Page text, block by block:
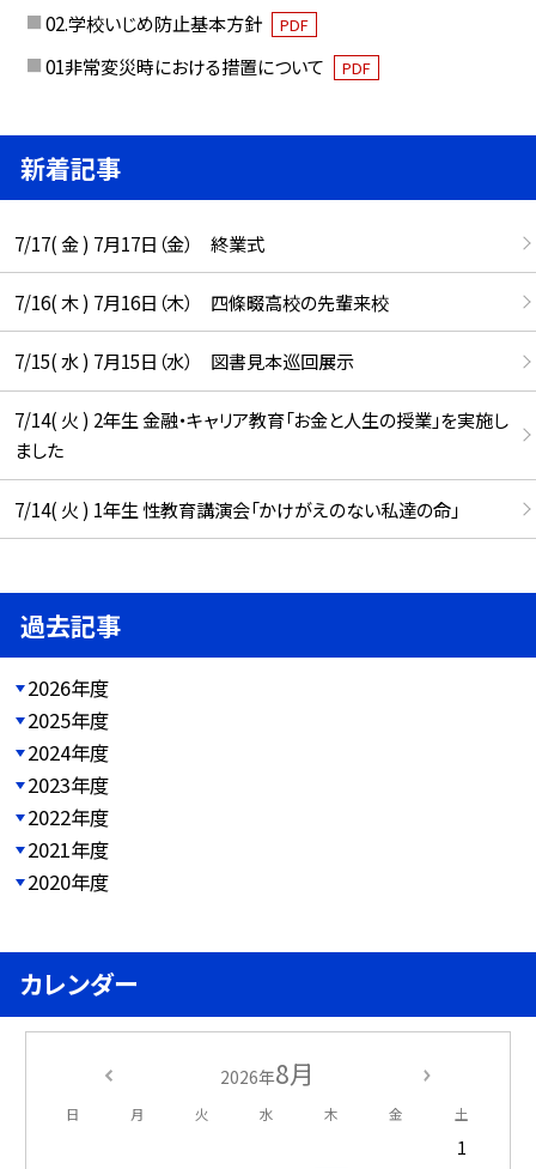
02.学校いじめ防止基本方針 PDF
01非常変災時における措置について PDF
新着記事
7/17( 金 ) 7月17日（金） 終業式
7/16( 木 ) 7月16日（木） 四條畷高校の先輩来校
7/15( 水 ) 7月15日（水） 図書見本巡回展示
7/14( 火 ) 2年生 金融・キャリア教育「お金と人生の授業」を実施し
ました
7/14( 火 ) 1年生 性教育講演会「かけがえのない私達の命」
過去記事
2026年度
2025年度
2024年度
2023年度
2022年度
2021年度
2020年度
カレンダー
2026年8月
日 月 火 水 木 金 土
1